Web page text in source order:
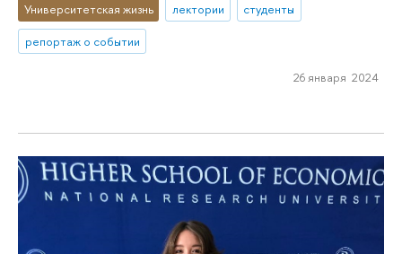
Университетская жизнь лектории
студенты
репортаж о событии
26 января 2024